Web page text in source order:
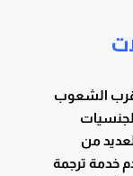
الشعوب
من
خدمة ترجمة